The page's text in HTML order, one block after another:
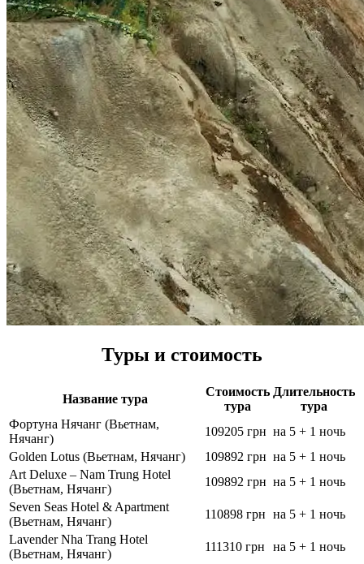
Туры и стоимость
Название тура
Стоимость
тура
Длительность
тура
Фортуна Нячанг (Вьетнам,
Нячанг)
109205 грн на 5 + 1 ночь
Golden Lotus (Вьетнам, Нячанг)
109892 грн на 5 + 1 ночь
Art Deluxe – Nam Trung Hotel
(Вьетнам, Нячанг)
109892 грн на 5 + 1 ночь
Seven Seas Hotel & Apartment
(Вьетнам, Нячанг)
110898 грн на 5 + 1 ночь
Lavender Nha Trang Hotel
(Вьетнам, Нячанг)
111310 грн
на 5 + 1 ночь